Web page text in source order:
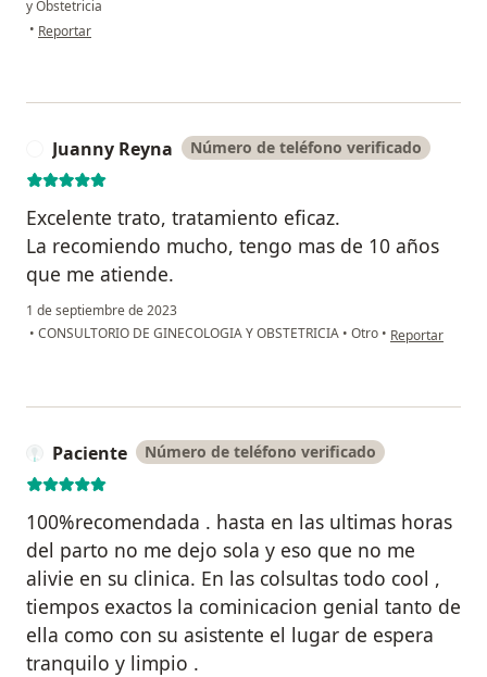
y Obstetricia
• en opinión del usuario Monica sanchez
Reportar
Juanny Reyna Número de teléfono verificado
Excelente trato, tratamiento eficaz.
La recomiendo mucho, tengo mas de 10 años
que me atiende.
1 de septiembre de 2023
• CONSULTORIO DE GINECOLOGIA Y OBSTETRICIA • Otro • en opinión del
Reportar
Paciente Número de teléfono verificado
100%recomendada . hasta en las ultimas horas
del parto no me dejo sola y eso que no me
alivie en su clinica. En las colsultas todo cool ,
tiempos exactos la cominicacion genial tanto de
ella como con su asistente el lugar de espera
tranquilo y limpio .